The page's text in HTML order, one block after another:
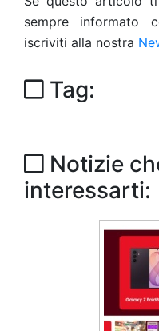
sempre
iscriviti alla nostra
Tag:
Notizie
interessarti: